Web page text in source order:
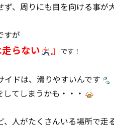
ず、周りにも目を向ける事が
すが
走らない 』 です！
ドは、滑りやすいんです
てしまうかも・・・
人がたくさんいる場所で走る